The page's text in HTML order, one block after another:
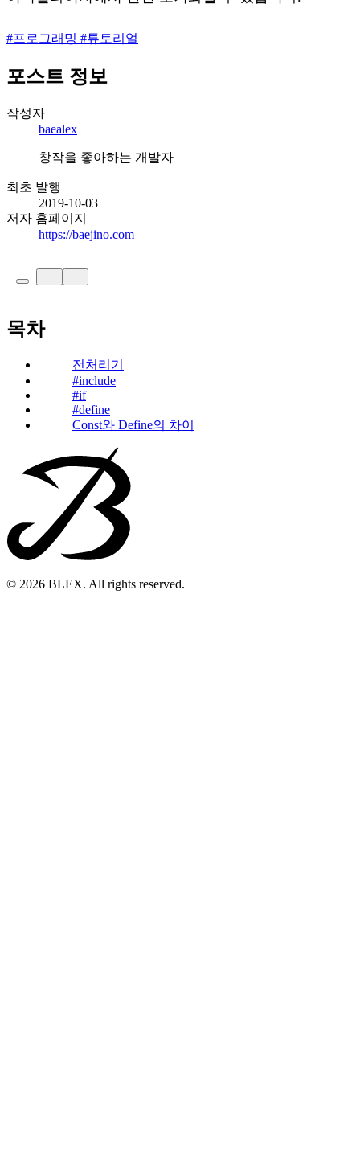
#프로그래밍 #튜토리얼
포스트 정보
작성자
baealex
창작을 좋아하는 개발자
최초 발행
2019-10-03
저자 홈페이지
https://baejino.com
목차
전처리기
#include
#if
#define
Const와 Define의 차이
© 2026 BLEX. All rights reserved.